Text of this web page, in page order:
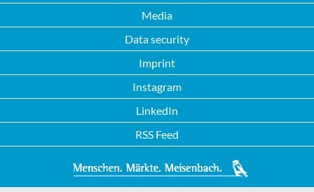
Media
Data security
Imprint
Instagram
LinkedIn
RSS Feed